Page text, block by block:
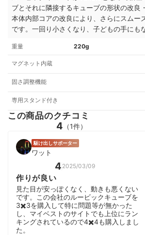
ブとそれに隣接するキューブの形状の改良
本体内部コアの改良により、さらにスムー
です。一回り小さくなり、子どもの手にも
重量 220g
マグネット内蔵
固さ調整機能
専用スタンド付き
この商品のクチコミ
4 （1件）
駆け出しサポーター
ワット
4 2025/03/09
作りが良い
見た目が安っぽくなく、動きも悪くない
です。この会社のルービックキューブを
3✖️3を購入して特に問題等が無かった
し、マイベストのサイトでも上位にラン
キングされているので4✖️4も購入しまし
た。